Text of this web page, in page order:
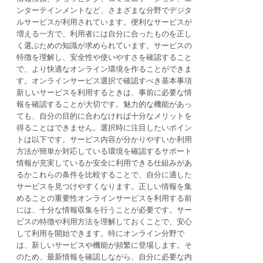
ンターテインメントなど、さまざまな分野でデジタ
ルサービスが利用されています。便利なサービスが
増える一方で、利用者には自分に合ったものを正し
く選ぶための知識が求められています。サービスの
特徴を理解し、安全性や使いやすさを確認すること
で、より快適なオンライン環境を作ることができま
す。オンラインサービス選択で確認すべき基本事項
新しいサービスを利用するときは、事前に必要な情
報を確認することが大切です。魅力的な機能があっ
ても、自分の目的に合わなければ十分なメリットを
得ることはできません。選択時に注目したいポイン
トは以下です。サービス内容が分かりやすいか利用
方法が簡単か対応している環境を確認するサポート
情報が充実しているか安全に利用できる仕組みがあ
るかこれらの条件を比較することで、自分に適した
サービスを見つけやすくなります。正しい情報を集
めることの重要性オンラインサービスを利用する前
には、十分な情報収集を行うことが必要です。サー
ビスの特徴や利用方法を理解しておくことで、安心
して利用を開始できます。特にオンライン分野で
は、新しいサービスや機能が頻繁に登場します。そ
のため、最新情報を確認しながら、自分に必要な内